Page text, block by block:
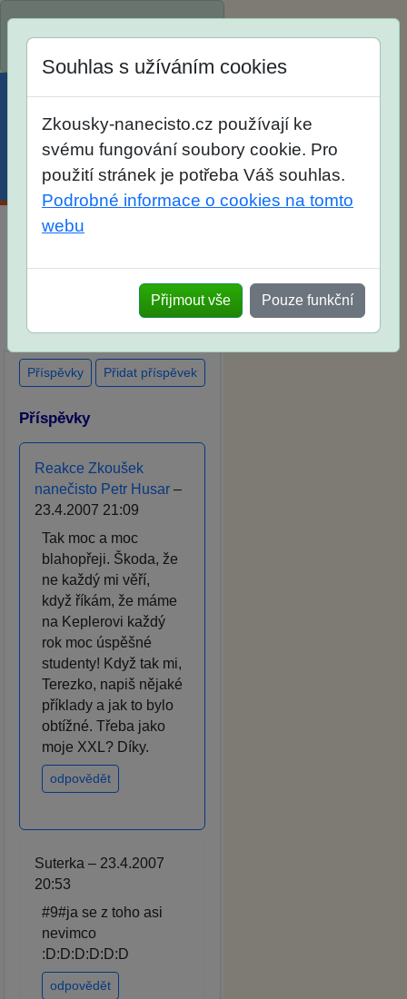
Menu Účet Košík
zkoušek na SŠ? Vaše ohlasy
po skutečných přijímacích
zkouškách
Souhlas s užíváním cookies
Zkousky-nanecisto.cz používají ke
svému fungování soubory cookie. Pro
použití stránek je potřeba Váš souhlas.
Podrobné informace o cookies na tomto
webu
Přijmout vše Pouze funkční
Příspěvky Přidat příspěvek
Příspěvky
Reakce Zkoušek
nanečisto Petr Husar –
23.4.2007 21:09
Tak moc a moc
blahopřeji. Škoda, že
ne každý mi věří,
když říkám, že máme
na Keplerovi každý
rok moc úspěšné
studenty! Když tak mi,
Terezko, napiš nějaké
příklady a jak to bylo
obtížné. Třeba jako
moje XXL? Díky.
odpovědět
Suterka – 23.4.2007
20:53
#9#ja se z toho asi
nevimco
:D:D:D:D:D:D
odpovědět